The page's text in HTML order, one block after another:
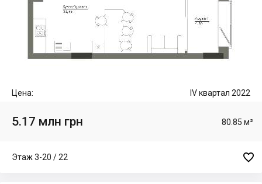
Цена: IV квартал 2022
5.17 млн грн 80.85 м²
Этаж 3-20 / 22 